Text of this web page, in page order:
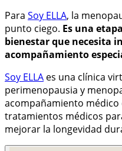
Para Soy ELLA, la
punto ciego. Es una
bienestar que necesita
acompañamiento
Soy ELLA es una clínica
perimenopausia y
acompañamiento médico
tratamientos médicos
mejorar la longevidad